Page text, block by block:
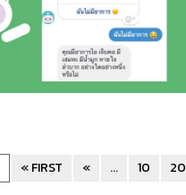
« FIRST « ... 10 20